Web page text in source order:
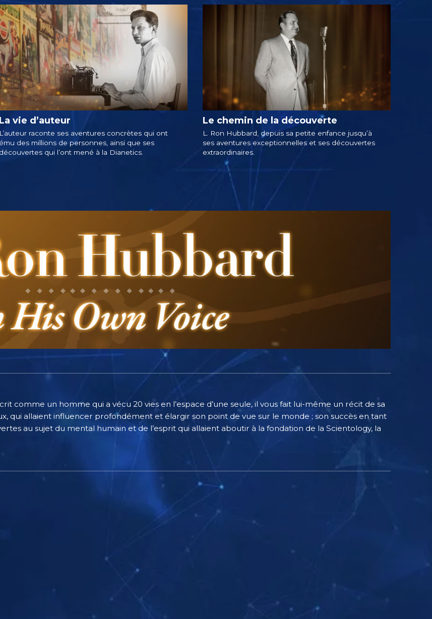
La vie d’auteur
L’auteur raconte ses aventures concrètes qui ont
ému des millions de personnes, ainsi que ses
découvertes qui l’ont mené à la Dianetics.
Le chemin de la découverte
L. Ron Hubbard, depuis sa petite enfance jusqu’à
ses aventures exceptionnelles et ses découvertes
extraordinaires.
comme un homme qui a vécu 20 vies en l’espace d’une seule, il vous fait lui-même un récit de sa
qui allaient influencer profondément et élargir son point de vue sur le monde ; son succès en tant
au sujet du mental humain et de l’esprit qui allaient aboutir à la fondation de la Scientology, la